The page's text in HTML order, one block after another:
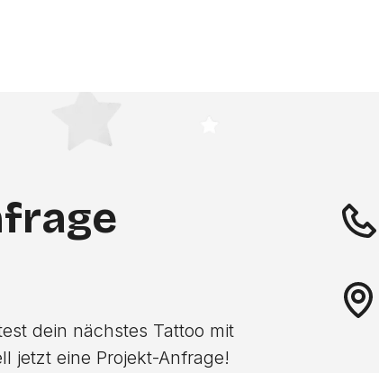
dein nächstes Tattoo mit
jetzt eine Projekt-Anfrage!